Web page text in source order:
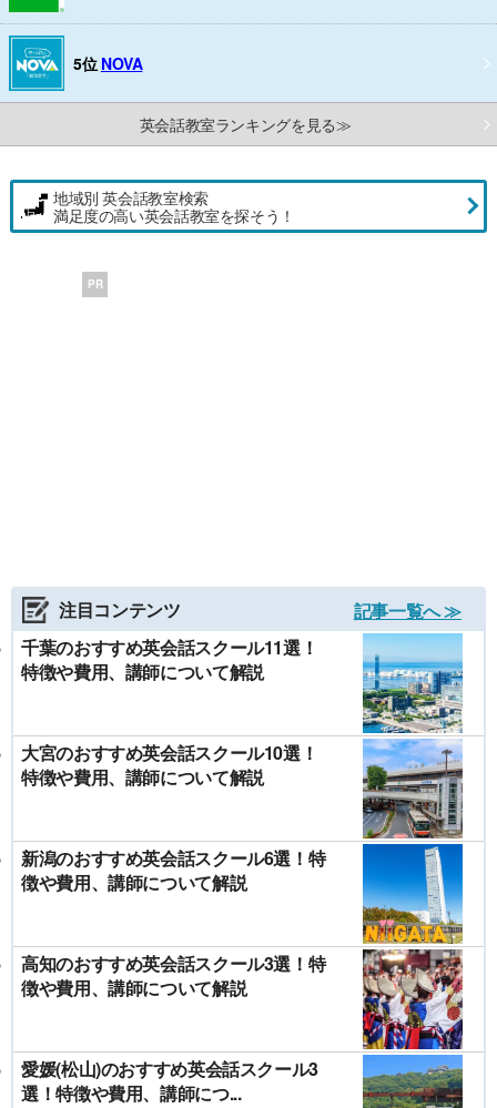
5位 NOVA
英会話教室ランキングを見る≫
地域別 英会話教室検索
満足度の高い英会話教室を探そう！
PR
注目コンテンツ
記事一覧へ ≫
千葉のおすすめ英会話スクール11選！
特徴や費用、講師について解説
大宮のおすすめ英会話スクール10選！
特徴や費用、講師について解説
新潟のおすすめ英会話スクール6選！特
徴や費用、講師について解説
高知のおすすめ英会話スクール3選！特
徴や費用、講師について解説
愛媛(松山)のおすすめ英会話スクール3
選！特徴や費用、講師につ...